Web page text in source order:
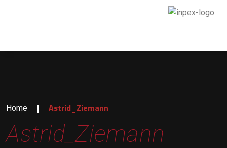
Home | Astrid_Ziemann
Astrid_Ziemann